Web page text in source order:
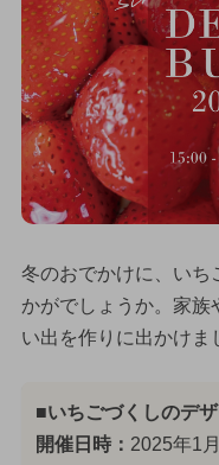
冬のおでかけに、いち
かがでしょうか。家族
い出を作りに出かけま
■いちごづくしのデ
開催日時： 2025年1